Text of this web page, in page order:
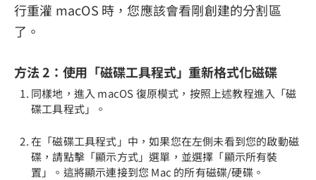
行重灌 macOS 時，您應該會看剛創建的分割區
了。
方法 2：使用「磁碟工具程式」重新格式化磁碟
同樣地，進入 macOS 復原模式，按照上述教程進入「磁
碟工具程式」。
在「磁碟工具程式」中，如果您在左側未看到您的啟動磁
碟，請點擊「顯示方式」選單，並選擇「顯示所有裝
置」。這將顯示連接到您 Mac 的所有磁碟/硬碟。